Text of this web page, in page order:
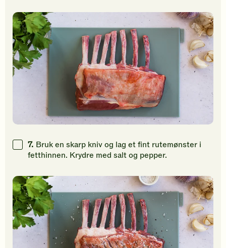
7. Bruk en skarp kniv og lag et fint rutemønster i
fetthinnen. Krydre med salt og pepper.